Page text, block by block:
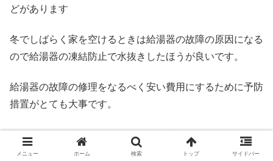
どがあります
冬でしばらく家を空けるときは給湯器の故障の原因になる
ので給湯器の凍結防止で水抜きしたほうが良いです。
給湯器の故障の修理をなるべく安い費用にするために予防
措置がとても大事です。
少し時間的に余裕があるなら給湯器交換でホームセンター
で下調べするのもおすすめです。
メニュー ホーム 検索 トップ サイドバー